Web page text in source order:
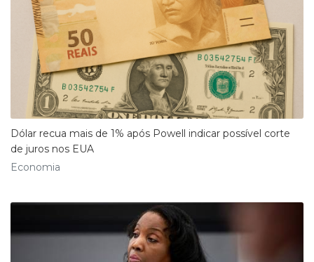
Dólar recua mais de 1% após Powell indicar possível corte
de juros nos EUA
Economia